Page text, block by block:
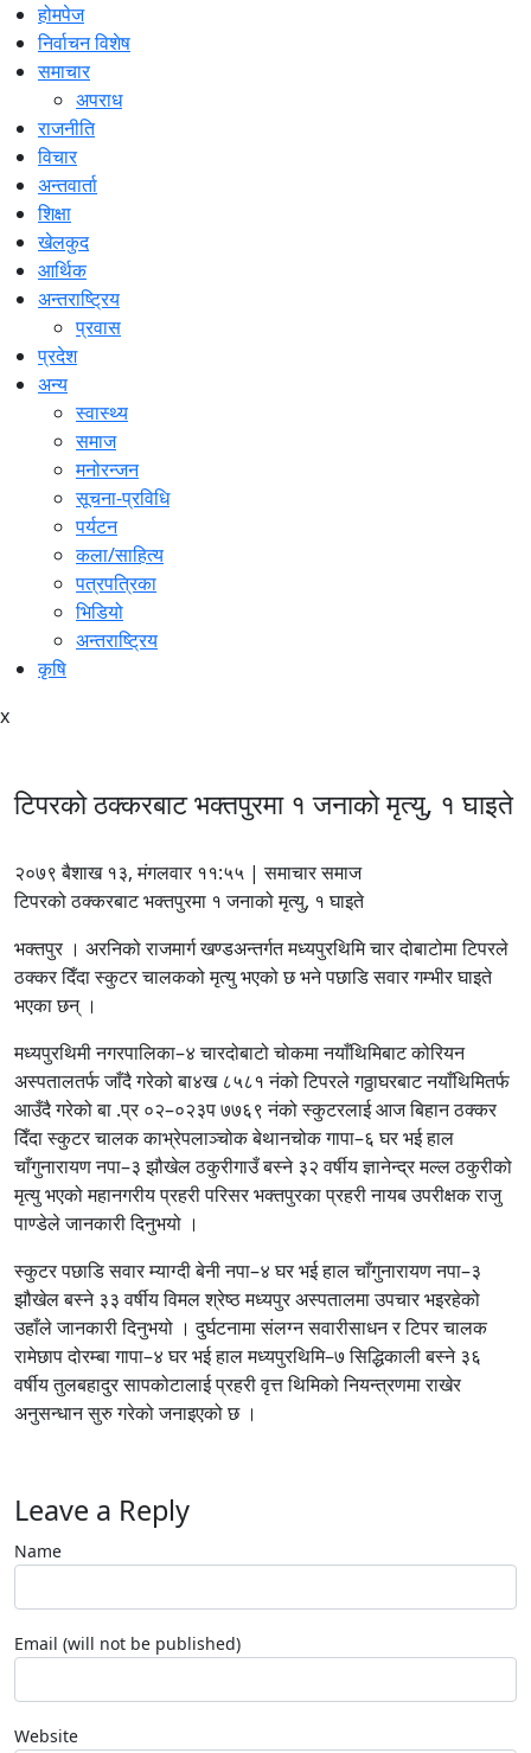
होमपेज
निर्वाचन विशेष
समाचार
अपराध
राजनीति
विचार
अन्तवार्ता
शिक्षा
खेलकुद
आर्थिक
अन्तराष्ट्रिय
प्रवास
प्रदेश
अन्य
स्वास्थ्य
समाज
मनोरन्जन
सूचना-प्रविधि
पर्यटन
कला/साहित्य
पत्रपत्रिका
भिडियो
अन्तराष्ट्रिय
कृषि
x
टिपरको ठक्करबाट भक्तपुरमा १ जनाको मृत्यु, १ घाइते
२०७९ बैशाख १३, मंगलवार ११:५५ | समाचार समाज
टिपरको ठक्करबाट भक्तपुरमा १ जनाको मृत्यु, १ घाइते
भक्तपुर । अरनिको राजमार्ग खण्डअन्तर्गत मध्यपुरथिमि चार दोबाटोमा टिपरले
ठक्कर दिँदा स्कुटर चालकको मृत्यु भएको छ भने पछाडि सवार गम्भीर घाइते
भएका छन् ।
मध्यपुरथिमी नगरपालिका–४ चारदोबाटो चोकमा नयाँथिमिबाट कोरियन
अस्पतालतर्फ जाँदै गरेको बा४ख ८५८१ नंको टिपरले गठ्ठाघरबाट नयाँथिमितर्फ
आउँदै गरेको बा .प्र ०२–०२३प ७७६९ नंको स्कुटरलाई आज बिहान ठक्कर
दिँदा स्कुटर चालक काभ्रेपलाञ्चोक बेथानचोक गापा–६ घर भई हाल
चाँगुनारायण नपा–३ झौखेल ठकुरीगाउँ बस्ने ३२ वर्षीय ज्ञानेन्द्र मल्ल ठकुरीको
मृत्यु भएको महानगरीय प्रहरी परिसर भक्तपुरका प्रहरी नायब उपरीक्षक राजु
पाण्डेले जानकारी दिनुभयो ।
स्कुटर पछाडि सवार म्याग्दी बेनी नपा–४ घर भई हाल चाँगुनारायण नपा–३
झौखेल बस्ने ३३ वर्षीय विमल श्रेष्ठ मध्यपुर अस्पतालमा उपचार भइरहेको
उहाँले जानकारी दिनुभयो । दुर्घटनामा संलग्न सवारीसाधन र टिपर चालक
रामेछाप दोरम्बा गापा–४ घर भई हाल मध्यपुरथिमि–७ सिद्धिकाली बस्ने ३६
वर्षीय तुलबहादुर सापकोटालाई प्रहरी वृत्त थिमिको नियन्त्रणमा राखेर
अनुसन्धान सुरु गरेको जनाइएको छ ।
Leave a Reply
Name
Email (will not be published)
Website